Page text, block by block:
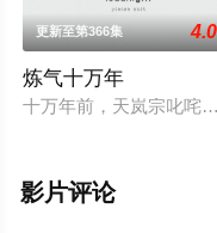
更新至第366集 4.0
炼气十万年
十万年前，天岚宗叱咤
影片评论